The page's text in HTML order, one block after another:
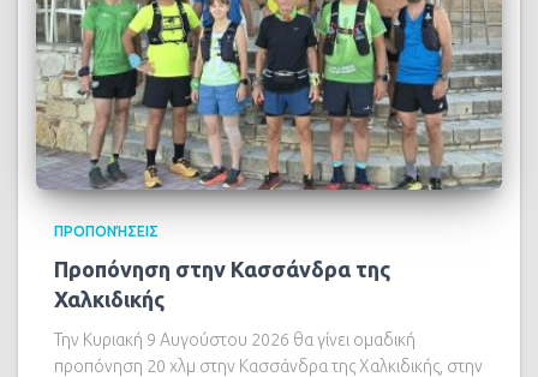
ΠΡΟΠΟΝΉΣΕΙΣ
Προπόνηση στην Κασσάνδρα της
Χαλκιδικής
Την Κυριακή 9 Αυγούστου 2026 θα γίνει ομαδική
προπόνηση 20 χλμ στην Κασσάνδρα της Χαλκιδικής, στην